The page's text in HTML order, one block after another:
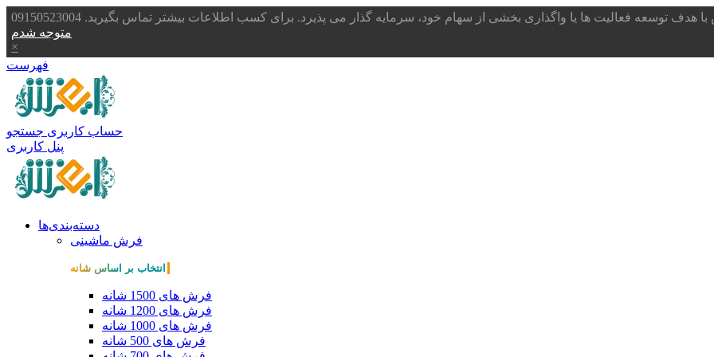
با هدف توسعه فعالیت ها یا واگذاری بخشی از سهام خود، سرمایه گذار می پذیرد. برای کسب اطلاعات بیشتر تماس بگیرید. 09150523004
متوجه شدم
×
فهرست
حساب کاربری جستجو
پنل کاربری
دسته‌بندی‌ها
فرش ماشینی
انتخاب بر اساس شانه
فرش های 1500 شانه
فرش های 1200 شانه
فرش های 1000 شانه
فرش های 500 شانه